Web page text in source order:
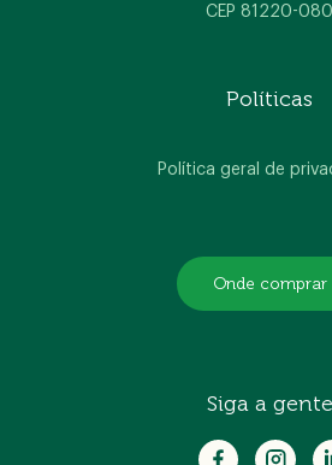
CEP 81220-080
Políticas
Política geral de
Onde comprar
Siga a gente